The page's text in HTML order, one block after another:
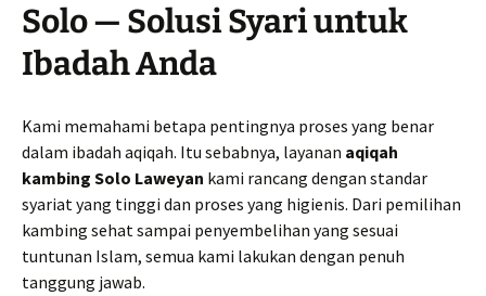
Solo — Solusi Syari untuk
Ibadah Anda
Kami memahami betapa pentingnya proses yang benar
dalam ibadah aqiqah. Itu sebabnya, layanan aqiqah
kambing Solo Laweyan kami rancang dengan standar
syariat yang tinggi dan proses yang higienis. Dari pemilihan
kambing sehat sampai penyembelihan yang sesuai
tuntunan Islam, semua kami lakukan dengan penuh
tanggung jawab.